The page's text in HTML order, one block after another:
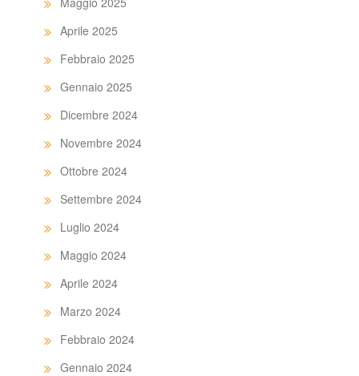
Aprile 2025
Febbraio 2025
Gennaio 2025
Dicembre 2024
Novembre 2024
Ottobre 2024
Settembre 2024
Luglio 2024
Maggio 2024
Aprile 2024
Marzo 2024
Febbraio 2024
Gennaio 2024